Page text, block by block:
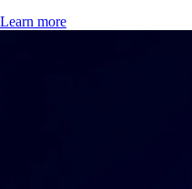
Learn more